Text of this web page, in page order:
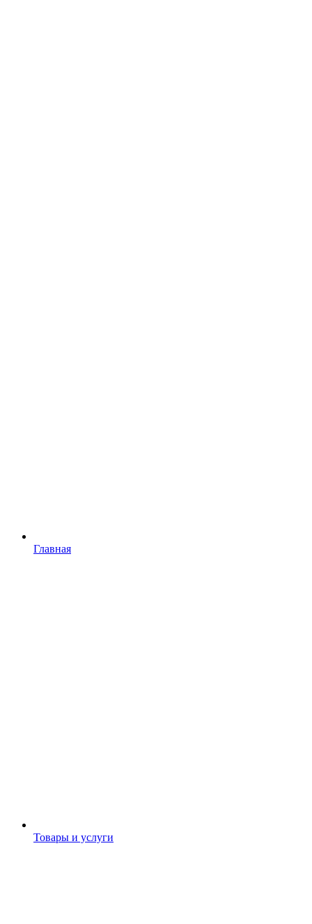
Главная
Товары и услуги